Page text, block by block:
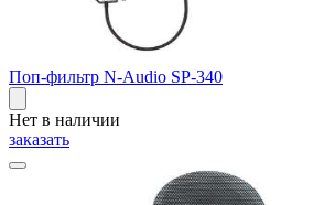
Поп-фильтр N-Audio SP-340
Нет в наличии
заказать